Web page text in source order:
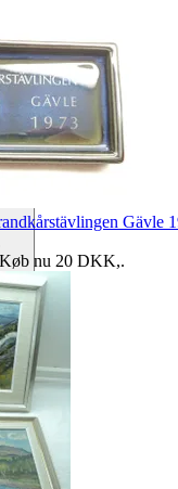
Gävle
nu 20 DKK,.